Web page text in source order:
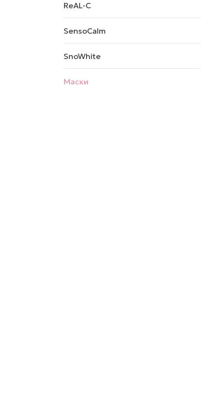
ReAL-C
SensoCalm
SnoWhite
Маски